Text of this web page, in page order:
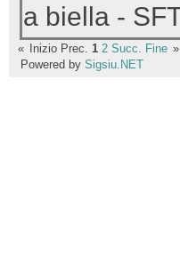
a biella -
« Inizio Prec. 1 2 Succ. Fine »
Powered by Sigsiu.NET